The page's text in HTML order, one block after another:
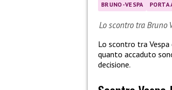
BRUNO-VESPA PORTA
Lo scontro tra
Lo scontro tra
quanto accaduto
decisione.